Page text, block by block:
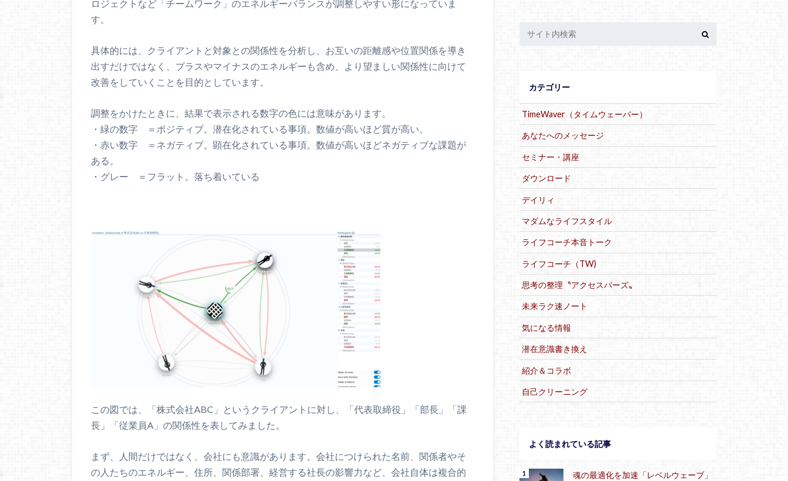
ロジェクトなど「チームワーク」のエネルギーバランスが調整しやすい形になっていま
す。
具体的には、クライアントと対象との関係性を分析し、お互いの距離感や位置関係を導き
出すだけではなく、プラスやマイナスのエネルギーも含め、より望ましい関係性に向けて
改善をしていくことを目的としています。
調整をかけたときに、結果で表示される数字の色には意味があります。
・緑の数字 ＝ポジティブ。潜在化されている事項。数値が高いほど質が高い。
・赤い数字 ＝ネガティブ。顕在化されている事項。数値が高いほどネガティブな課題が
ある。
・グレー ＝フラット。落ち着いている
この図では、「株式会社ABC」というクライアントに対し、「代表取締役」「部長」「課
長」「従業員A」の関係性を表してみました。
まず、人間だけではなく、会社にも意識があります。会社につけられた名前、関係者やそ
の人たちのエネルギー、住所、関係部署、経営する社長の影響力など、会社自体は複合的
カテゴリー
TimeWaver（タイムウェーバー）
あなたへのメッセージ
セミナー・講座
ダウンロード
デイリィ
マダムなライフスタイル
ライフコーチ本音トーク
ライフコーチ（TW)
思考の整理〝アクセスバーズ〟
未来ラク速ノート
気になる情報
潜在意識書き換え
紹介＆コラボ
自己クリーニング
よく読まれている記事
魂の最適化を加速「レベルウェーブ」